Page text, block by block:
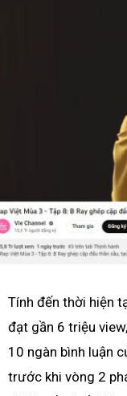
Tính đến thời hiện
đạt gần 6 triệu
10 ngàn bình luận
trước khi vòng 2